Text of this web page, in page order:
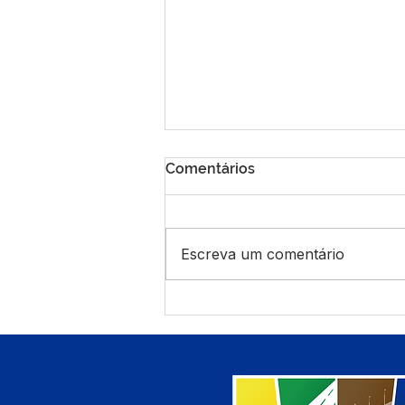
Comentários
Escreva um comentário